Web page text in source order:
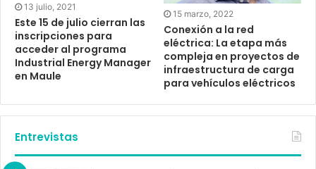
13 julio, 2021
Este 15 de julio cierran las
inscripciones para
acceder al programa
Industrial Energy Manager
en Maule
15 marzo, 2022
Conexión a la red
eléctrica: La etapa más
compleja en proyectos de
infraestructura de carga
para vehículos eléctricos
Entrevistas